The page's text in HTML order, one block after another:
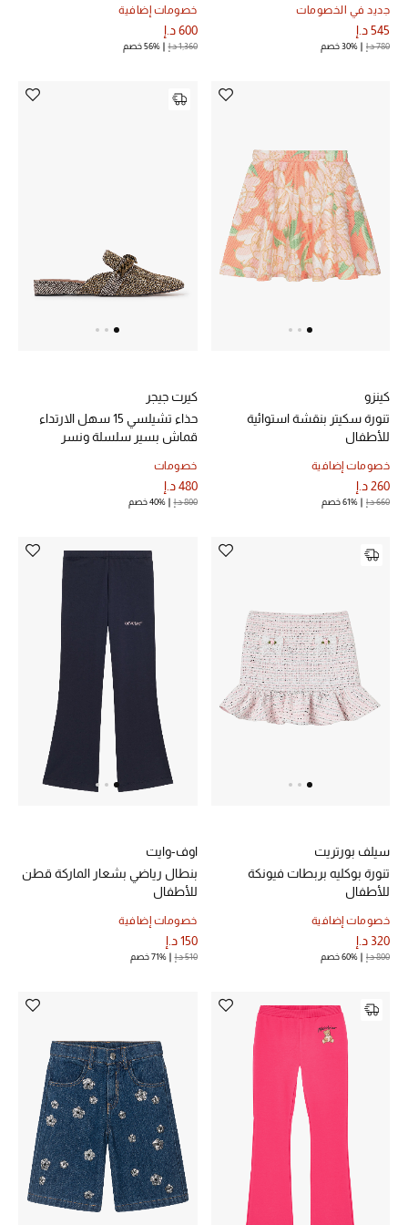
تشكيلة الأعراس
ركن الفخامة
جميع الملابس النسائية
جميع الأحذية النسائية
جميع الإكسسورات النسائية
موضة نسائية
تسوقوا للنساء
الموسم الجديد
دليل ملتزمات الحقائب
حقائب رجالية
أبرز الحقائب
تسوقوا الحقائب
أحذية النسائية
أحذية للأطفال
أبرز المصممين
جديد في الخصومات
545 د.إ
780 د.إ 30% خصم
خصومات إضافية
600 د.إ
1,360 د.إ 56% خصم
كينزو
تنورة سكيتر بنقشة استوائية
للأطفال
خصومات إضافية
260 د.إ
660 د.إ 61% خصم
كيرت جيجر
حذاء تشيلسي 15 سهل الارتداء
قماش بسير سلسلة ونسر
خصومات
480 د.إ
800 د.إ 40% خصم
سيلف بورتريت
تنورة بوكليه بربطات فيونكة
للأطفال
خصومات إضافية
320 د.إ
800 د.إ 60% خصم
اوف-وايت
بنطال رياضي بشعار الماركة قطن
للأطفال
خصومات إضافية
150 د.إ
510 د.إ 71% خصم